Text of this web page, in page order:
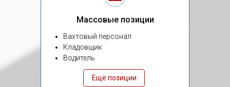
Массовые позиции
Вахтовый персонал
Кладовщик
Водитель
Ещё позиции